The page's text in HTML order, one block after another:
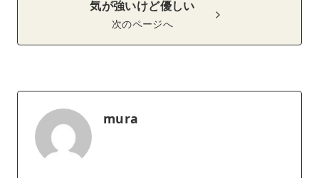
気が強いけど優しい
次のページへ
mura